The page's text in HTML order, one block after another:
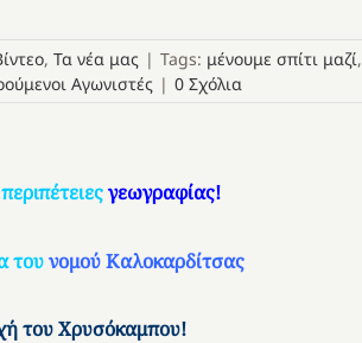
, Τα νέα μας | Tags: μένουμε σπίτι μαζί,
Αγωνιστές | 0 Σχόλια
γεωγραφίας!
τουνομού Καλοκαρδίτσας
του Χρυσόκαμπου!